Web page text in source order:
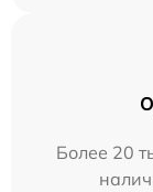
Более 20